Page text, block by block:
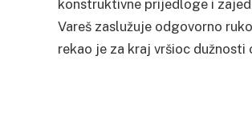
konstruktivne prijedloge i
Vareš zaslužuje odgovorno
rekao je za kraj vršioc